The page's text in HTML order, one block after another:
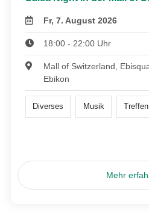
Fr, 7. August 2026
18:00 - 22:00 Uhr
Mall of Switzerland,
Ebikon
Diverses Musik Treffen
Mehr